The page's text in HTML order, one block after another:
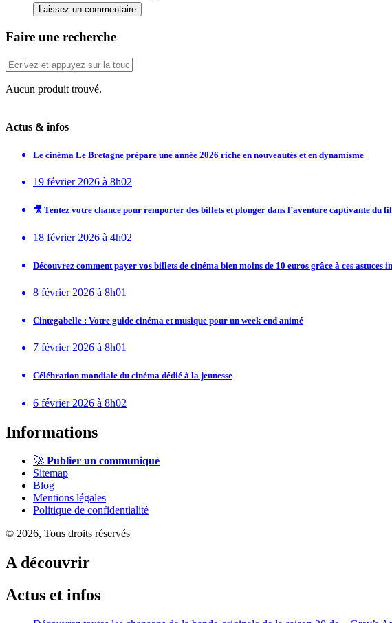
Laissez un commentaire
Faire une recherche
Aucun produit trouvé.
Actus & infos
Le cinéma Le Bretagne prépare une année 2026 riche en nouveautés et en dynamisme
19 février 2026 à 8h02
🎥 Tentez votre chance pour remporter des billets et plonger dans l’aventure captivante du
18 février 2026 à 4h02
Découvrez comment payer vos billets de cinéma bien moins de 10 euros grâce à ces astuces
8 février 2026 à 8h01
Cintegabelle : Votre guide cinéma et musique pour un week-end animé
7 février 2026 à 8h01
Célébration mondiale du cinéma dédié à la jeunesse
6 février 2026 à 8h02
Informations
🚀 Publier un communiqué
Sitemap
Blog
Mentions légales
Politique de confidentialité
© 2026, Tous droits réservés
A découvrir
Actus et infos